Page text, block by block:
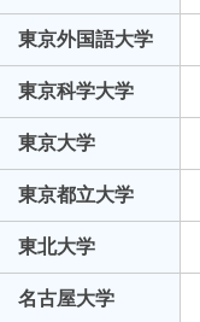
東京外国語大学
東京科学大学
東京大学
東京都立大学
東北大学
名古屋大学